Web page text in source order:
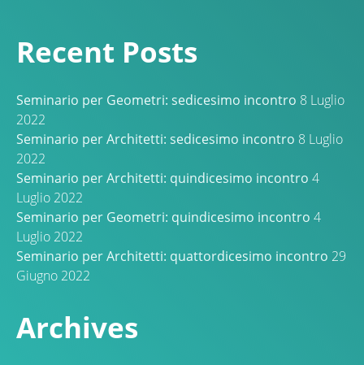
Recent Posts
Seminario per Geometri: sedicesimo incontro 8 Luglio
2022
Seminario per Architetti: sedicesimo incontro 8 Luglio
2022
Seminario per Architetti: quindicesimo incontro 4
Luglio 2022
Seminario per Geometri: quindicesimo incontro 4
Luglio 2022
Seminario per Architetti: quattordicesimo incontro 29
Giugno 2022
Archives